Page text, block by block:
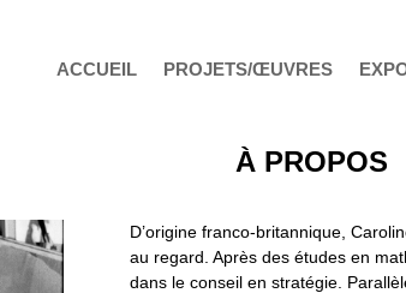
ACCUEIL PROJETS/ŒUVRES
À PROPOS
D’origine franco-britannique,
au regard. Après des études en
dans le conseil en stratégie.